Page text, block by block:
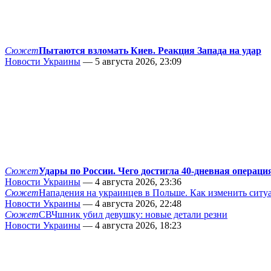
СюжетПытаются взломать Киев. Реакция Запада на удар
Новости Украины — 5 августа 2026, 23:09
СюжетУдары по России. Чего достигла 40-дневная
Новости Украины — 4 августа 2026, 23:36
СюжетНападения на украинцев в Польше. Как изменить
Новости Украины — 4 августа 2026, 22:48
СюжетСВЧшник убил девушку: новые детали резни
Новости Украины — 4 августа 2026, 18:23